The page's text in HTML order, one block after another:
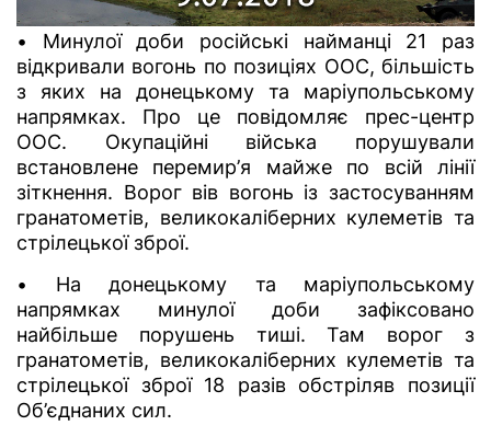
• Минулої доби російські найманці 21 раз
відкривали вогонь по позиціях ООС, більшість
з яких на донецькому та маріупольському
напрямках. Про це повідомляє прес-центр
ООС. Окупаційні війська порушували
встановлене перемир’я майже по всій лінії
зіткнення. Ворог вів вогонь із застосуванням
гранатометів, великокаліберних кулеметів та
стрілецької зброї.
• На донецькому та маріупольському
напрямках минулої доби зафіксовано
найбільше порушень тиші. Там ворог з
гранатометів, великокаліберних кулеметів та
стрілецької зброї 18 разів обстріляв позиції
Об’єднаних сил.